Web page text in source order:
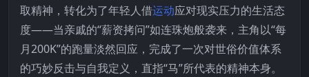
取精神，转化为了年轻人借运动应对现实压力的生活态
度——当亲戚的“薪资拷问”如连珠炮般袭来，主角以“每
月200K”的跑量淡然回应，完成了一次对世俗价值体系
的巧妙反击与自我定义，直指“马”所代表的精神本身。